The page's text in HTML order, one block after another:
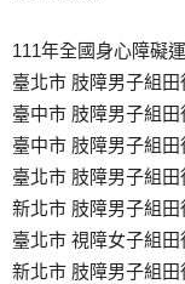
111年全國身心障礙
臺北市 肢障男子組
臺中市 肢障男子組
臺中市 肢障男子組
臺北市 肢障男子組
新北市 肢障男子組
臺北市 視障女子組
新北市 肢障男子組